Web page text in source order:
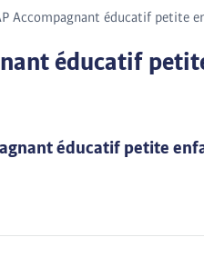
Accompagnant éducatif petite
éducatif
éducatif petite